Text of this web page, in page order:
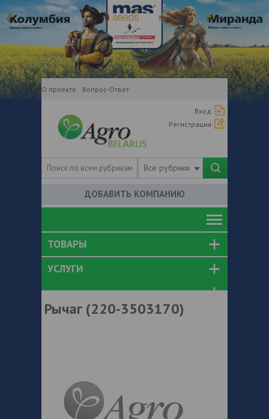
О проекте Вопрос-Ответ
Вход
Регистрация
Все рубрики
ДОБАВИТЬ КОМПАНИЮ
ТОВАРЫ
УСЛУГИ
Рычаг (220-3503170)